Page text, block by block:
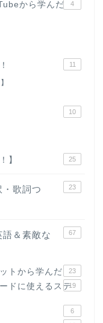
から学んだ 4
11
10
】 25
歌詞つ
23
＆素敵な
67
トから学んだ 23
ドに使えるステ19
6